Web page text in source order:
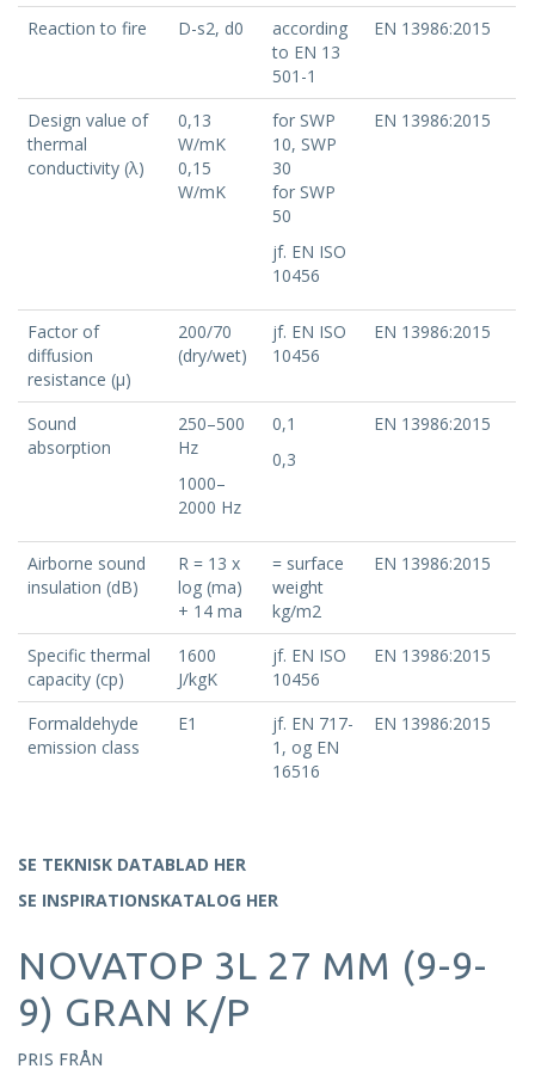
Reaction to fire D-s2, d0
according
to EN 13
501-1
EN 13986:2015
Design value of
thermal
conductivity (λ)
0,13
W/mK
0,15
W/mK
for SWP
10, SWP
30
for SWP
50
jf. EN ISO
10456
EN 13986:2015
Factor of
diffusion
resistance (μ)
200/70
(dry/wet)
jf. EN ISO
10456
EN 13986:2015
Sound
absorption
250–500
Hz
1000–
2000 Hz
0,1
0,3
EN 13986:2015
Airborne sound
insulation (dB)
R = 13 x
log (ma)
+ 14 ma
= surface
weight
kg/m2
EN 13986:2015
Specific thermal
capacity (cp)
1600
J/kgK
jf. EN ISO
10456
EN 13986:2015
Formaldehyde
emission class
E1
jf. EN 717-
1, og EN
16516
EN 13986:2015
SE TEKNISK DATABLAD HER
SE INSPIRATIONSKATALOG HER
NOVATOP 3L 27 MM (9-9-
9) GRAN K/P
PRIS FRÅN